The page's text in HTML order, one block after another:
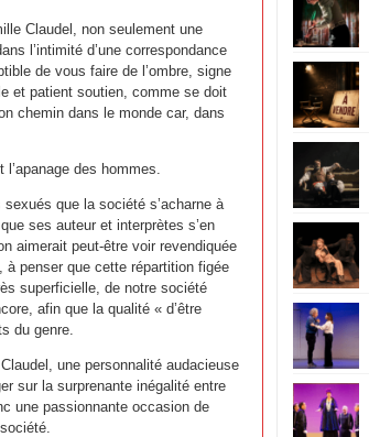
Claudel, non seulement une
l’intimité d’une correspondance
de vous faire de l’ombre, signe
et patient soutien, comme se doit
chemin dans le monde car, dans
des hommes.
que la société s’acharne à
ses auteur et interprètes s’en
aimerait peut-être voir revendiquée
penser que cette répartition figée
superficielle, de notre société
afin que la qualité « d’être
du genre.
une personnalité audacieuse
sur la surprenante inégalité entre
une passionnante occasion de